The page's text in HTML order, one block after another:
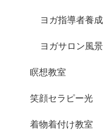
ヨガ指導者養成
ヨガサロン風景
瞑想教室
笑顔セラピー光
着物着付け教室